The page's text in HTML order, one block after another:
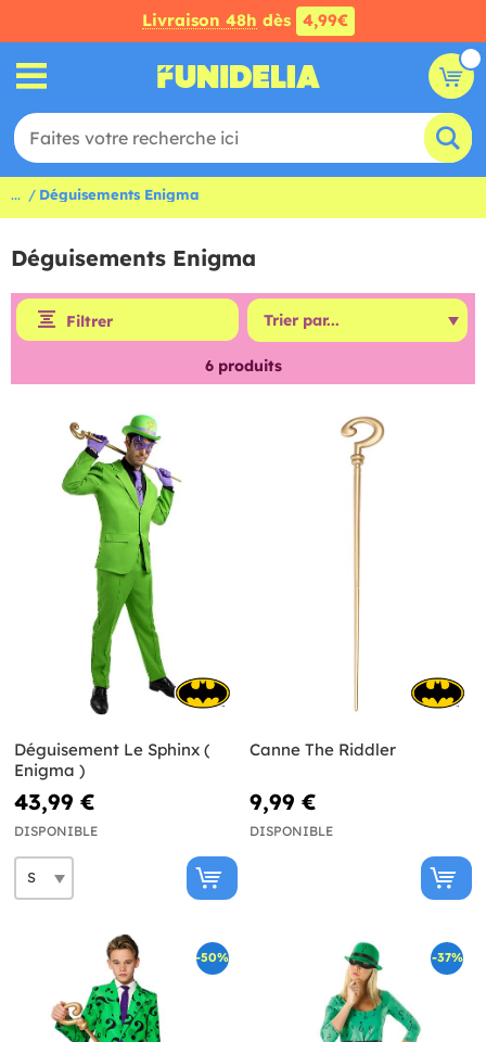
Livraison 48h dès 4,99€
... Déguisements Enigma
Déguisements Enigma
Filtrer
6produits
Déguisement Le Sphinx (
Enigma )
43,99 €
DISPONIBLE
Canne The Riddler
9,99 €
DISPONIBLE
-50% -37%